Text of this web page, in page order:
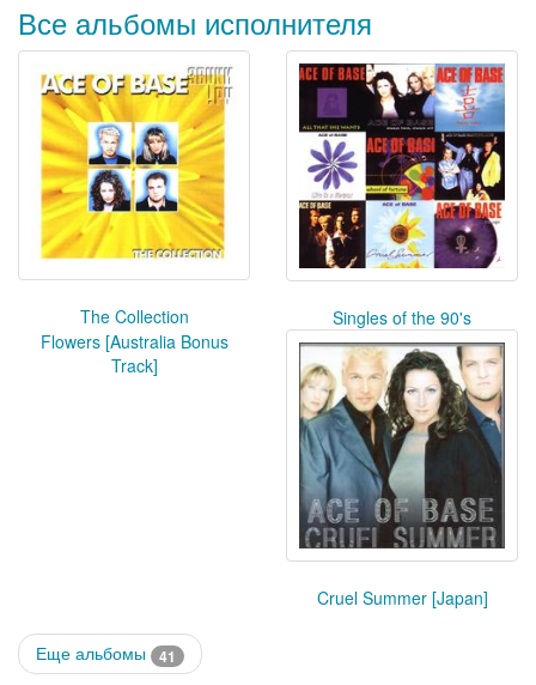
Все альбомы исполнителя
The Collection
Singles of the 90's
Flowers [Australia Bonus
Track]
Cruel Summer [Japan]
Еще альбомы 41